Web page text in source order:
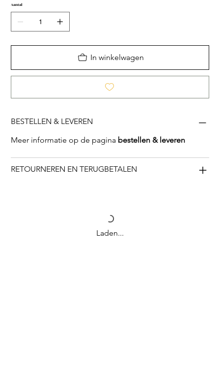
Aantal
In winkelwagen
BESTELLEN & LEVEREN
Meer informatie op de pagina bestellen & leveren
RETOURNEREN EN TERUGBETALEN
Laden...